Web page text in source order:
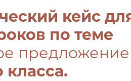
кейс
по теме
класса.